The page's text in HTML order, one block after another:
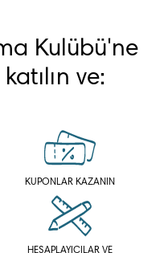
Kulübü'ne
katılın ve:
KUPONLAR KAZANIN
HESAPLAYICILAR VE